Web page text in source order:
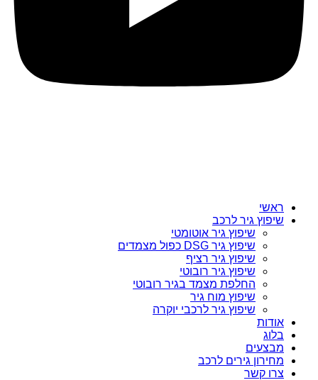
ראשי
שיפוץ גיר לרכב
שיפוץ גיר אוטומטי
שיפוץ גיר DSG כפול מצמדים
שיפוץ גיר רציף
שיפוץ גיר רובוטי
החלפת מצמד בגיר רובוטי
שיפוץ מוח גיר
שיפוץ גיר לרכבי יוקרה
אודות
בלוג
מבצעים
מחירון גירים לרכב
צרו קשר